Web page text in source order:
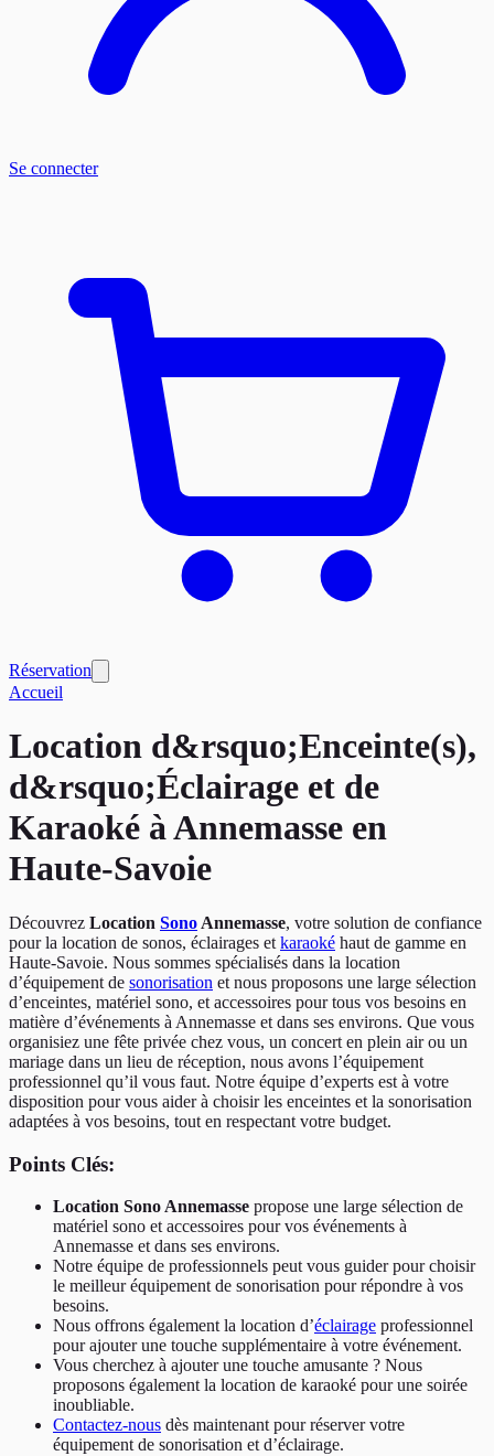
Se connecter
Réservation
Accueil
Location d&rsquo;Enceinte(s),
d&rsquo;Éclairage et de
Karaoké à Annemasse en
Haute-Savoie
Découvrez Location Sono Annemasse, votre solution de confiance
pour la location de sonos, éclairages et karaoké haut de gamme en
Haute-Savoie. Nous sommes spécialisés dans la location
d’équipement de sonorisation et nous proposons une large sélection
d’enceintes, matériel sono, et accessoires pour tous vos besoins en
matière d’événements à Annemasse et dans ses environs. Que vous
organisiez une fête privée chez vous, un concert en plein air ou un
mariage dans un lieu de réception, nous avons l’équipement
professionnel qu’il vous faut. Notre équipe d’experts est à votre
disposition pour vous aider à choisir les enceintes et la sonorisation
adaptées à vos besoins, tout en respectant votre budget.
Points Clés:
Location Sono Annemasse propose une large sélection de
matériel sono et accessoires pour vos événements à
Annemasse et dans ses environs.
Notre équipe de professionnels peut vous guider pour choisir
le meilleur équipement de sonorisation pour répondre à vos
besoins.
Nous offrons également la location d’éclairage professionnel
pour ajouter une touche supplémentaire à votre événement.
Vous cherchez à ajouter une touche amusante ? Nous
proposons également la location de karaoké pour une soirée
inoubliable.
Contactez-nous dès maintenant pour réserver votre
équipement de sonorisation et d’éclairage.